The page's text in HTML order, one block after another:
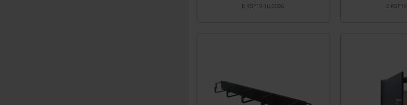
E-RSF19-1U-300G E-